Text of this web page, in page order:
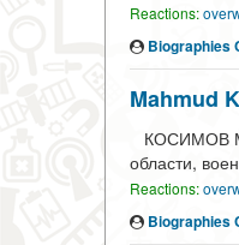
Reactions:
Biographies
Mahmud
КОСИМОВ
области,
Reactions:
Biographies